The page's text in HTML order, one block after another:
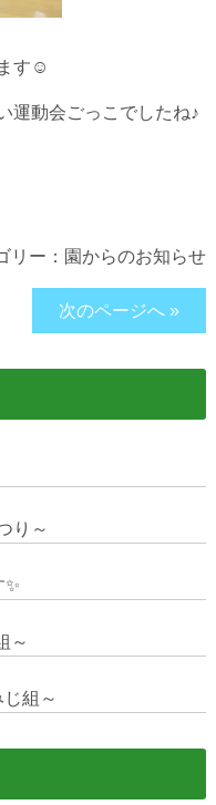
す☺
運動会ごっこでしたね♪
リー： 園からのお知らせ
次のページへ »
り～
～
組～